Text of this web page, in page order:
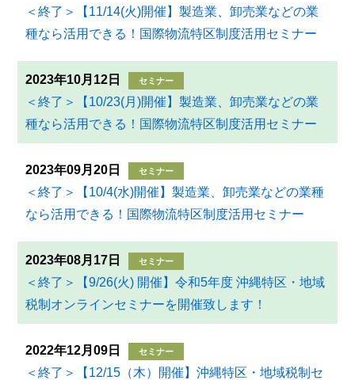
＜終了＞【11/14(火)開催】製造業、卸売業などの業
種なら活用できる！国際物流特区制度活用セミナー
2023年10月12日 セミナー
＜終了＞【10/23(月)開催】製造業、卸売業などの業
種なら活用できる！国際物流特区制度活用セミナー
2023年09月20日 セミナー
＜終了＞【10/4(水)開催】製造業、卸売業などの業種
なら活用できる！国際物流特区制度活用セミナー
2023年08月17日 セミナー
＜終了＞【9/26(火) 開催】令和5年度 沖縄特区・地域
税制オンラインセミナーを開催致します！
2022年12月09日 セミナー
＜終了＞【12/15（木）開催】沖縄特区・地域税制セ